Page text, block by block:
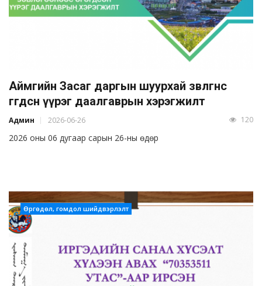
Аймгийн Засаг даргын шуурхай зөвлөгөөнөөс
өгөгдсөн үүрэг даалгаврын хэрэгжилт
Админ 2026-06-26 120
2026 оны 06 дугаар сарын 26-ны өдөр
Өргөдөл, гомдол шийдвэрлэлт